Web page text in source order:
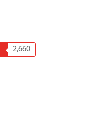
2,660